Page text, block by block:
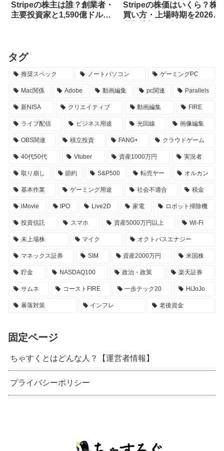
Stripeの株主は誰？創業者・
主要投資家と1,590億ドル評
Stripeの株価はいくら？株
買い方・上場時期を2026年
タグ
推奨スペック ノートパソコン ゲーミングPC
Mac関係 Adobe 動画編集 pc関連 Parallels
新NISA クリエイティブ 動画編集 FIRE
ライブ配信 ビジネス用途 光回線 画像編集
OBS関連 積立投資 FANG+ クラウドゲーム
40代50代 Vtuber 資産1000万円 実況者
取り崩し 節約 S&P500 転売ヤー オルカン
基本作業 ゲーミング用途 社会不適合 税金
iMovie IPO Live2D 家電 ロボット掃除機
投資信託 スマホ 資産5000万円以上 Wi-Fi
未上場株 マイク オクトパスエナジー
マネックス証券 SIM 資産2000万円 米国株
貯金 NASDAQ100 政治・政策 楽天証券
サムネ コーストFIRE 一歩テック20 HiJoJo
暴落対策 インフレ 老後資金
固定ページ
ちゃすくとはどんな人？【運営者情報】
プライバシーポリシー